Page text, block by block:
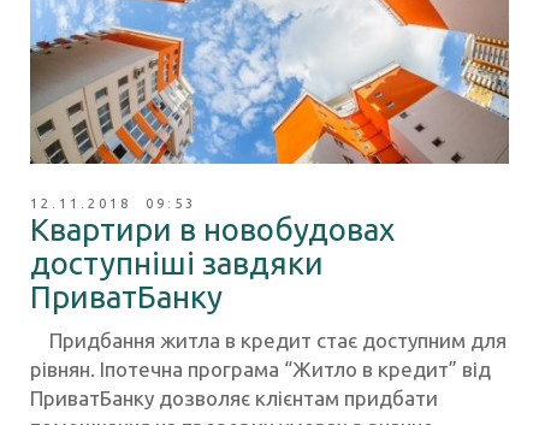
12.11.2018 09:53
Квартири в новобудовах
доступніші завдяки
ПриватБанку
Придбання житла в кредит стає доступним для
рівнян. Іпотечна програма “Житло в кредит” від
ПриватБанку дозволяє клієнтам придбати